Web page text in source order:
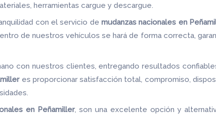
herramientas cargue y descargue.
con el servicio de mudanzas nacionales en
de nuestros vehículos se hará de forma correcta,
con nuestros clientes, entregando resultados
es proporcionar satisfacción total, compromiso,
en Peñamiller, son una excelente opción y